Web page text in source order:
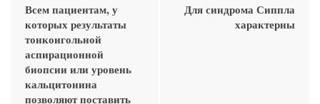
Всем пациентам, у
которых результаты
тонкоигольной
аспирационной
биопсии или уровень
кальцитонина
позволяют поставить
Для синдрома Сиппла
характерны